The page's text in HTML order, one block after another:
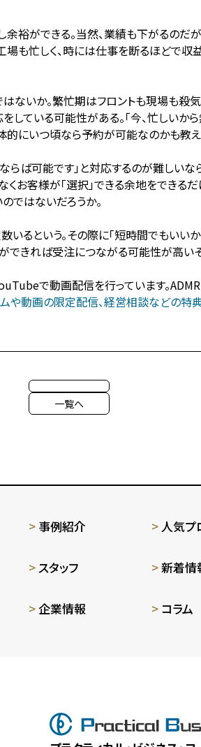
ができる。当然、業績も下がるのだ
も忙しく、時には仕事を断るほどで収
ないか。繁忙期はフロントも現場も殺
ている可能性がある。「今、忙しいか
的にいつ頃なら予約が可能なのかも教え
可能です」と対応するのが難しいな
くお客様が「選択」できる余地をでき
ではないだろうか。
という。その際に「短時間でもいい
ができれば受注につながる可能性が高い
で動画配信を行っています。
動画の限定配信、経営相談などの特
一覧へ
事例紹介
スタッフ
企業情報
人気プ
新着情
コラム